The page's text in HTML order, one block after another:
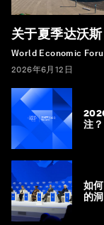
关于夏季达沃
World Economic
2026年6月12日
注？
如
的